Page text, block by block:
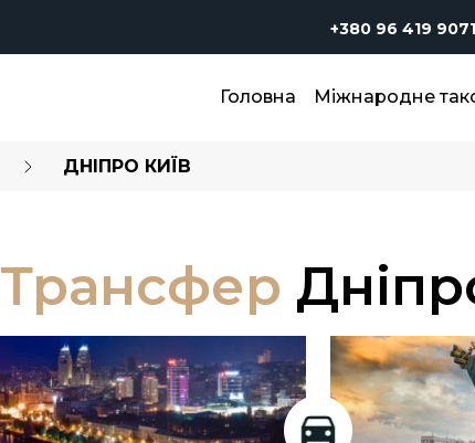
+380 96 419 9071
Головна Міжнародне
ДНІПРО КИЇВ
Трансфер